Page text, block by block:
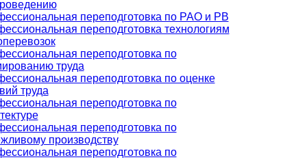
переподготовка по РАО и РВ
переподготовка технологиям
переподготовка по
труда
переподготовка по оценке
труда
переподготовка по
переподготовка по
производству
переподготовка по